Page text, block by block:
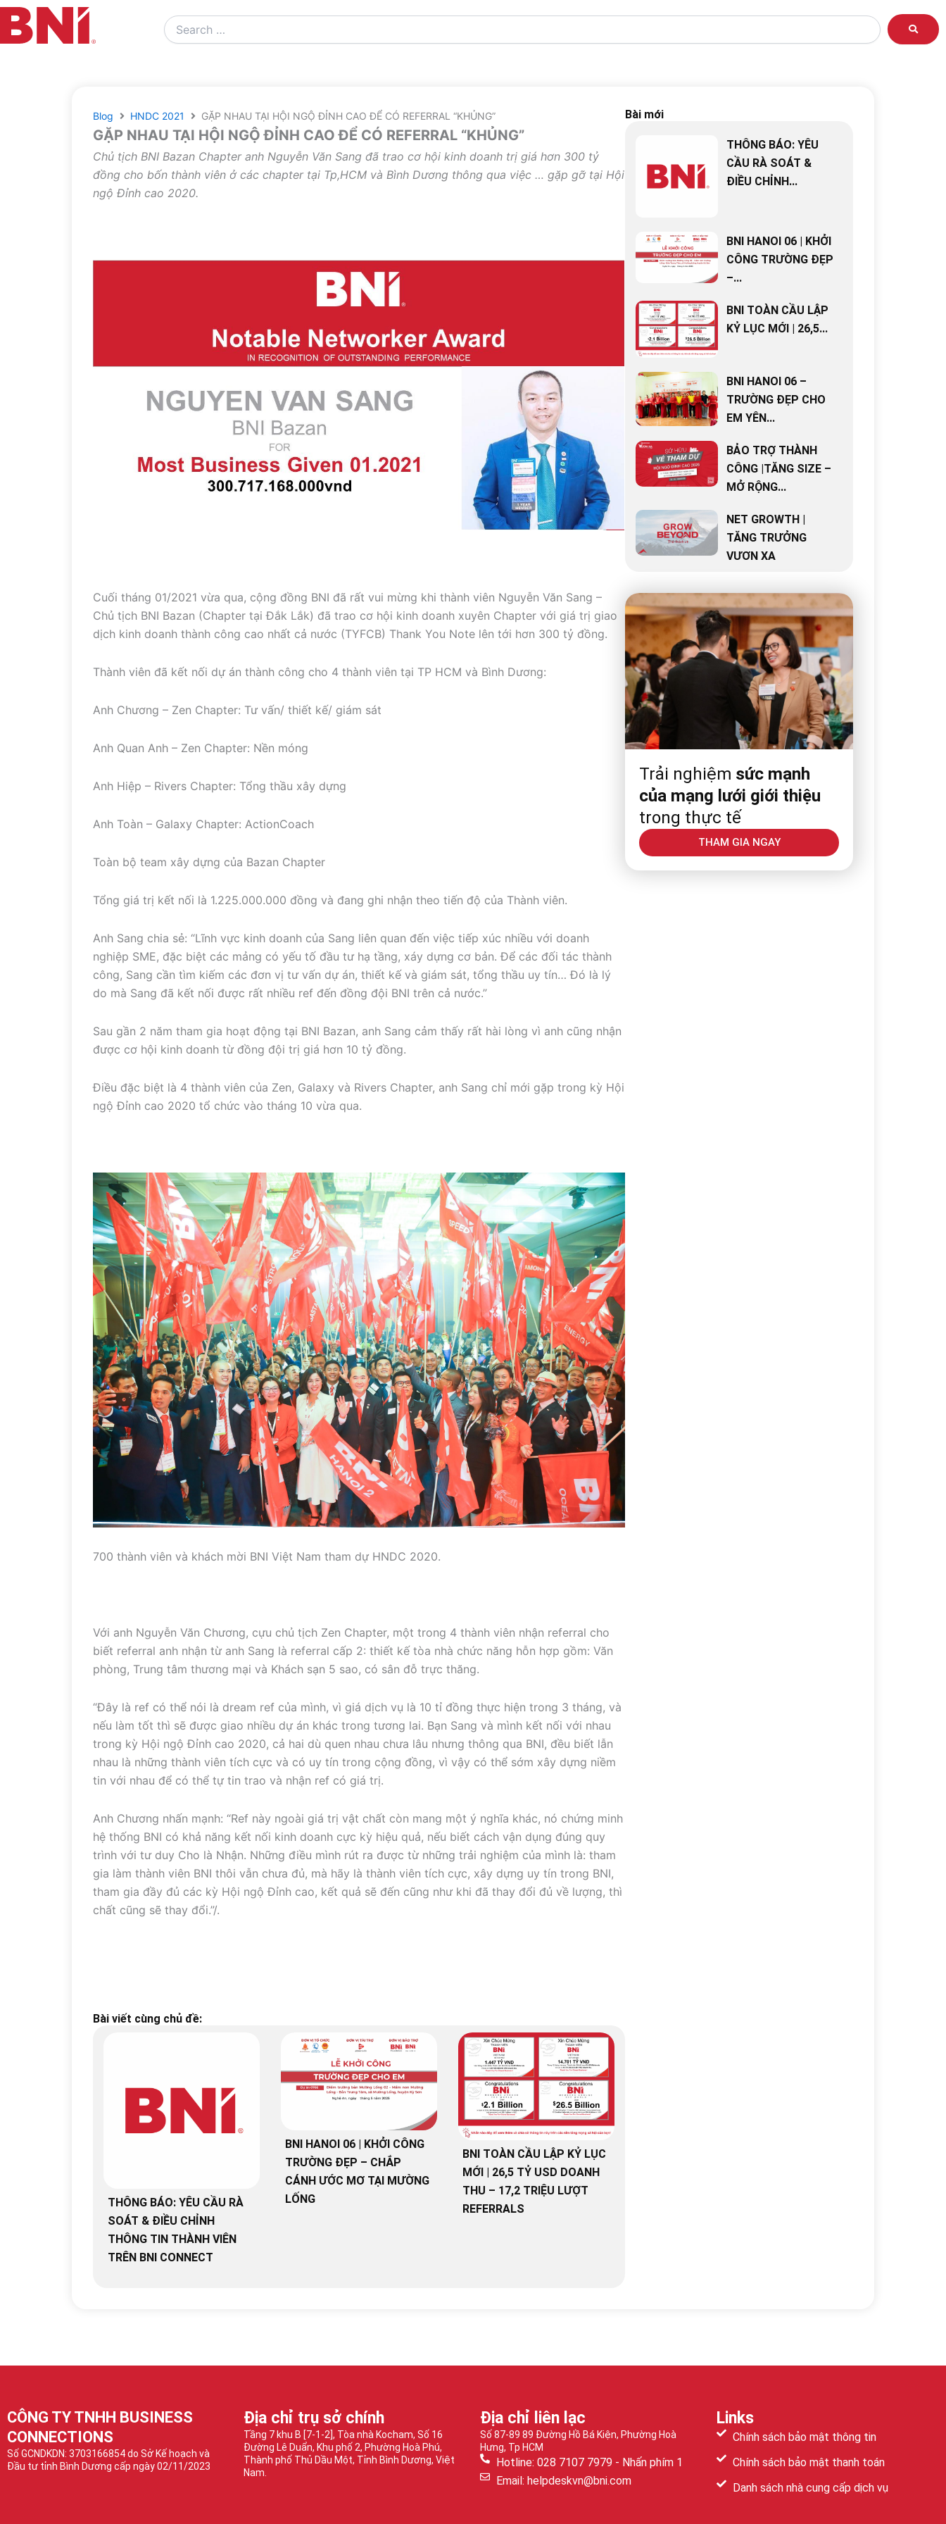
Search
…
Blog HNDC 2021 GẶP NHAU TẠI HỘI NGỘ ĐỈNH CAO ĐỂ CÓ REFERRAL “KHỦNG”
GẶP NHAU TẠI HỘI NGỘ ĐỈNH CAO ĐỂ CÓ REFERRAL “KHỦNG”
Chủ tịch BNI Bazan Chapter anh Nguyễn Văn Sang đã trao cơ hội kinh doanh trị giá hơn 300 tỷ
đồng cho bốn thành viên ở các chapter tại Tp,HCM và Bình Dương thông qua việc … gặp gỡ tại Hội
ngộ Đỉnh cao 2020.
Cuối tháng 01/2021 vừa qua, cộng đồng BNI đã rất vui mừng khi thành viên Nguyễn Văn Sang –
Chủ tịch BNI Bazan (Chapter tại Đắk Lắk) đã trao cơ hội kinh doanh xuyên Chapter với giá trị giao
dịch kinh doanh thành công cao nhất cả nước (TYFCB) Thank You Note lên tới hơn 300 tỷ đồng.
Thành viên đã kết nối dự án thành công cho 4 thành viên tại TP HCM và Bình Dương:
Anh Chương – Zen Chapter: Tư vấn/ thiết kế/ giám sát
Anh Quan Anh – Zen Chapter: Nền móng
Anh Hiệp – Rivers Chapter: Tổng thầu xây dựng
Anh Toàn – Galaxy Chapter: ActionCoach
Toàn bộ team xây dựng của Bazan Chapter
Tổng giá trị kết nối là 1.225.000.000 đồng và đang ghi nhận theo tiến độ của Thành viên.
Anh Sang chia sẻ: “Lĩnh vực kinh doanh của Sang liên quan đến việc tiếp xúc nhiều với doanh
nghiệp SME, đặc biệt các mảng có yếu tố đầu tư hạ tầng, xáy dựng cơ bản. Để các đối tác thành
công, Sang cần tìm kiếm các đơn vị tư vấn dự án, thiết kế và giám sát, tổng thầu uy tín… Đó là lý
do mà Sang đã kết nối được rất nhiều ref đến đồng đội BNI trên cả nước.”
Sau gần 2 năm tham gia hoạt động tại BNI Bazan, anh Sang cảm thấy rất hài lòng vì anh cũng nhận
được cơ hội kinh doanh từ đồng đội trị giá hơn 10 tỷ đồng.
Điều đặc biệt là 4 thành viên của Zen, Galaxy và Rivers Chapter, anh Sang chỉ mới gặp trong kỳ Hội
ngộ Đỉnh cao 2020 tổ chức vào tháng 10 vừa qua.
700 thành viên và khách mời BNI Việt Nam tham dự HNDC 2020.
Với anh Nguyễn Văn Chương, cựu chủ tịch Zen Chapter, một trong 4 thành viên nhận referral cho
biết referral anh nhận từ anh Sang là referral cấp 2: thiết kế tòa nhà chức năng hỗn hợp gồm: Văn
phòng, Trung tâm thương mại và Khách sạn 5 sao, có sân đỗ trực thăng.
“Đây là ref có thể nói là dream ref của mình, vì giá dịch vụ là 10 tỉ đồng thực hiện trong 3 tháng, và
nếu làm tốt thì sẽ được giao nhiều dự án khác trong tương lai. Bạn Sang và mình kết nối với nhau
trong kỳ Hội ngộ Đỉnh cao 2020, cả hai dù quen nhau chưa lâu nhưng thông qua BNI, đều biết lẫn
nhau là những thành viên tích cực và có uy tín trong cộng đồng, vì vậy có thể sớm xây dựng niềm
tin với nhau để có thể tự tin trao và nhận ref có giá trị.
Anh Chương nhấn mạnh: “Ref này ngoài giá trị vật chất còn mang một ý nghĩa khác, nó chứng minh
hệ thống BNI có khả năng kết nối kinh doanh cực kỳ hiệu quả, nếu biết cách vận dụng đúng quy
trình với tư duy Cho là Nhận. Những điều mình rút ra được từ những trải nghiệm của mình là: tham
gia làm thành viên BNI thôi vẫn chưa đủ, mà hãy là thành viên tích cực, xây dựng uy tín trong BNI,
tham gia đầy đủ các kỳ Hội ngộ Đỉnh cao, kết quả sẽ đến cũng như khi đã thay đổi đủ về lượng, thì
chất cũng sẽ thay đổi.”/.
Bài viết cùng chủ đề:
THÔNG BÁO: YÊU CẦU RÀ
SOÁT & ĐIỀU CHỈNH
THÔNG TIN THÀNH VIÊN
TRÊN BNI CONNECT
BNI HANOI 06 | KHỞI CÔNG
TRƯỜNG ĐẸP – CHẮP
CÁNH ƯỚC MƠ TẠI MƯỜNG
LỐNG
BNI TOÀN CẦU LẬP KỶ LỤC
MỚI | 26,5 TỶ USD DOANH
THU – 17,2 TRIỆU LƯỢT
REFERRALS
Bài mới
THÔNG BÁO: YÊU
CẦU RÀ SOÁT &
ĐIỀU CHỈNH...
BNI HANOI 06 | KHỞI
CÔNG TRƯỜNG ĐẸP
–...
BNI TOÀN CẦU LẬP
KỶ LỤC MỚI | 26,5...
BNI HANOI 06 –
TRƯỜNG ĐẸP CHO
EM YÊN...
BẢO TRỢ THÀNH
CÔNG |TĂNG SIZE –
MỞ RỘNG...
NET GROWTH |
TĂNG TRƯỞNG
VƯƠN XA
Trải nghiệm sức mạnh
của mạng lưới giới thiệu
trong thực tế
THAM GIA NGAY
CÔNG TY TNHH BUSINESS
CONNECTIONS
Số GCNDKDN: 3703166854 do Sở Kế hoạch và
Đầu tư tỉnh Bình Dương cấp ngày 02/11/2023
Địa chỉ trụ sở chính
Tầng 7 khu B [7-1-2], Tòa nhà Kocham, Số 16
Đường Lê Duẩn, Khu phố 2, Phường Hoà Phú,
Thành phố Thủ Dầu Một, Tỉnh Bình Dương, Việt
Nam.
Địa chỉ liên lạc
Số 87-89 89 Đường Hồ Bá Kiện, Phường Hoà
Hưng, Tp HCM
Hotline: 028 7107 7979 - Nhấn phím 1
Email: helpdeskvn@bni.com
Links
Chính sách bảo mật thông tin
Chính sách bảo mật thanh toán
Danh sách nhà cung cấp dịch vụ